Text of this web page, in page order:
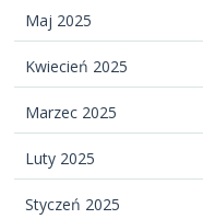
Maj 2025
Kwiecień 2025
Marzec 2025
Luty 2025
Styczeń 2025